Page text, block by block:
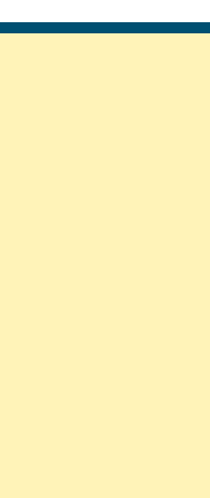
page page